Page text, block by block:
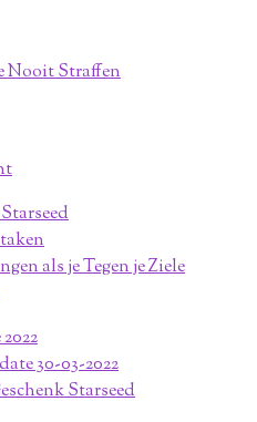
Nooit Straffen
als je Tegen je Ziele
30-03-2022
Starseed